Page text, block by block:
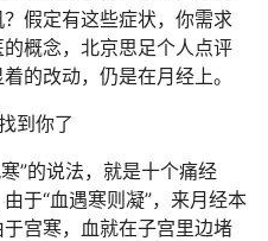
假定有这些症状，你需求
概念，北京思足个人点评
的改动，仍是在月经上。
到你了
”的说法，就是十个痛经
于“血遇寒则凝”，来月经本
宫寒，血就在子宫里边堵